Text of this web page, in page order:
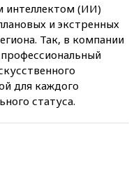
собак
Спутник «Электро-Л» №
в эксплуатацию
Два человека погибли
атаках дронов ВСУ в
области
интеллектом (ИИ)
и экстренных
Так, в компании
для каждого
статуса.